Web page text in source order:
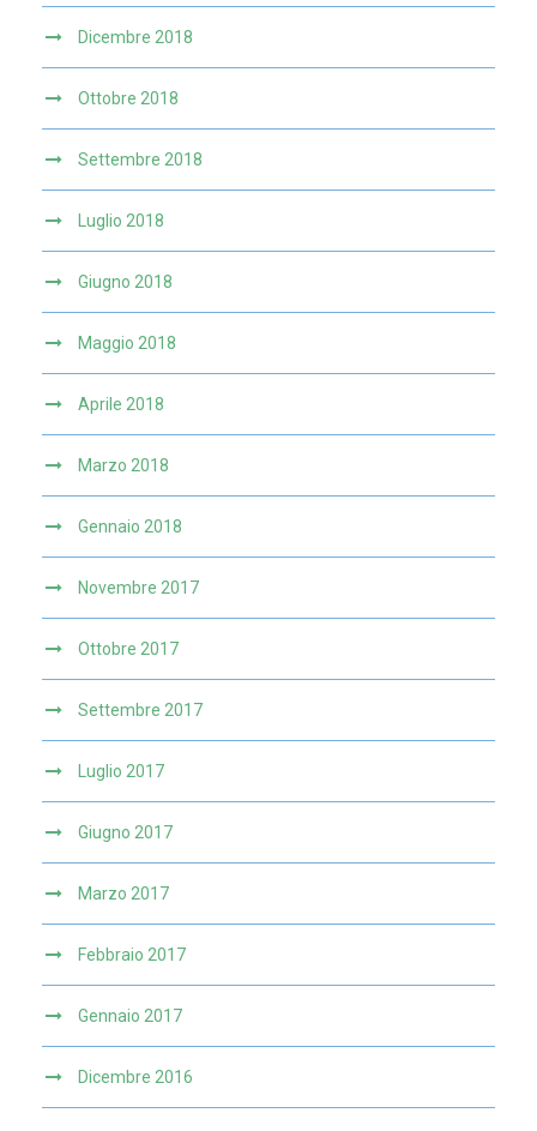
Dicembre 2018
Ottobre 2018
Settembre 2018
Luglio 2018
Giugno 2018
Maggio 2018
Aprile 2018
Marzo 2018
Gennaio 2018
Novembre 2017
Ottobre 2017
Settembre 2017
Luglio 2017
Giugno 2017
Marzo 2017
Febbraio 2017
Gennaio 2017
Dicembre 2016